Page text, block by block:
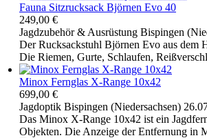
Fauna Sitzrucksack Björnen Evo 40
249,00 €
Jagdzubehör & Ausrüstung Bispingen
Der Rucksackstuhl Björnen Evo aus dem
Die Riemen, Gurte, Schlaufen,
Minox Fernglas X-Range 10x42
699,00 €
Jagdoptik Bispingen (Niedersachsen)
Das Minox X-Range 10x42 ist ein
Objekten. Die Anzeige der Entfernung in